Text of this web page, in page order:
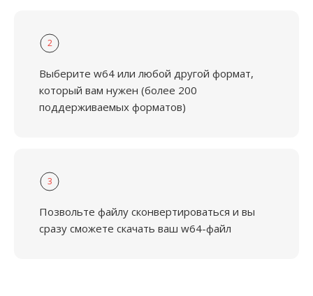
2
Выберите w64 или любой другой формат,
который вам нужен (более 200
поддерживаемых форматов)
3
Позвольте файлу сконвертироваться и вы
сразу сможете скачать ваш w64-файл